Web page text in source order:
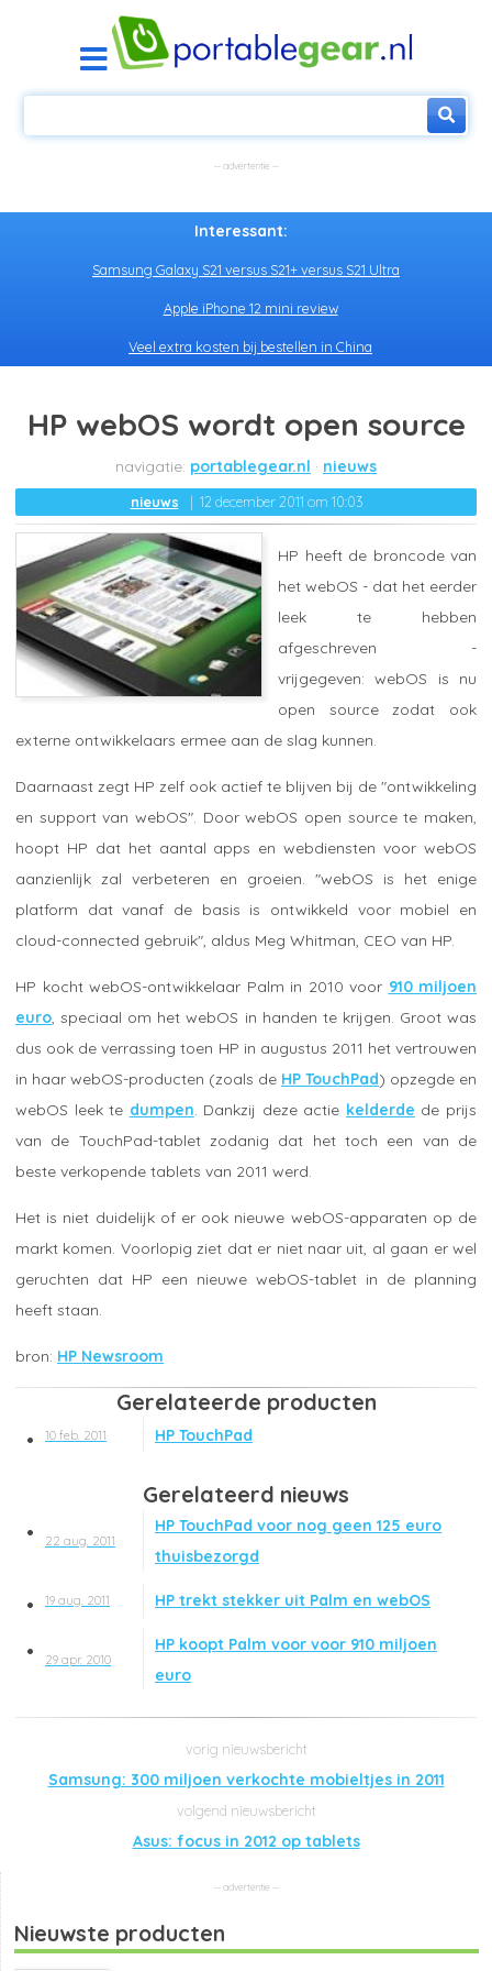
Interessant:
Samsung Galaxy S21 versus S21+ versus S21 Ultra
Apple iPhone 12 mini review
Veel extra kosten bij bestellen in China
HP webOS wordt open source
portablegear.nl nieuws
nieuws 12 december 2011 om 10:03
HP heeft de broncode van
het webOS - dat het eerder
leek te hebben
afgeschreven -
vrijgegeven: webOS is nu
open source zodat ook
externe ontwikkelaars ermee aan de slag kunnen.
Daarnaast zegt HP zelf ook actief te blijven bij de "ontwikkeling
en support van webOS". Door webOS open source te maken,
hoopt HP dat het aantal apps en webdiensten voor webOS
aanzienlijk zal verbeteren en groeien. "webOS is het enige
platform dat vanaf de basis is ontwikkeld voor mobiel en
cloud-connected gebruik", aldus Meg Whitman, CEO van HP.
HP kocht webOS-ontwikkelaar Palm in 2010 voor 910 miljoen
euro , speciaal om het webOS in handen te krijgen. Groot was
dus ook de verrassing toen HP in augustus 2011 het vertrouwen
in haar webOS-producten (zoals de HP TouchPad) opzegde en
webOS leek te dumpen . Dankzij deze actie kelderde de prijs
van de TouchPad-tablet zodanig dat het toch een van de
beste verkopende tablets van 2011 werd.
Het is niet duidelijk of er ook nieuwe webOS-apparaten op de
markt komen. Voorlopig ziet dat er niet naar uit, al gaan er wel
geruchten dat HP een nieuwe webOS-tablet in de planning
heeft staan.
HP Newsroom
Gerelateerde producten
10 feb. 2011 HP TouchPad
Gerelateerd nieuws
22 aug. 2011
HP TouchPad voor nog geen 125 euro
thuisbezorgd
19 aug. 2011 HP trekt stekker uit Palm en webOS
29 apr. 2010
HP koopt Palm voor voor 910 miljoen
euro
Samsung: 300 miljoen verkochte mobieltjes in 2011
Asus: focus in 2012 op tablets
Nieuwste producten